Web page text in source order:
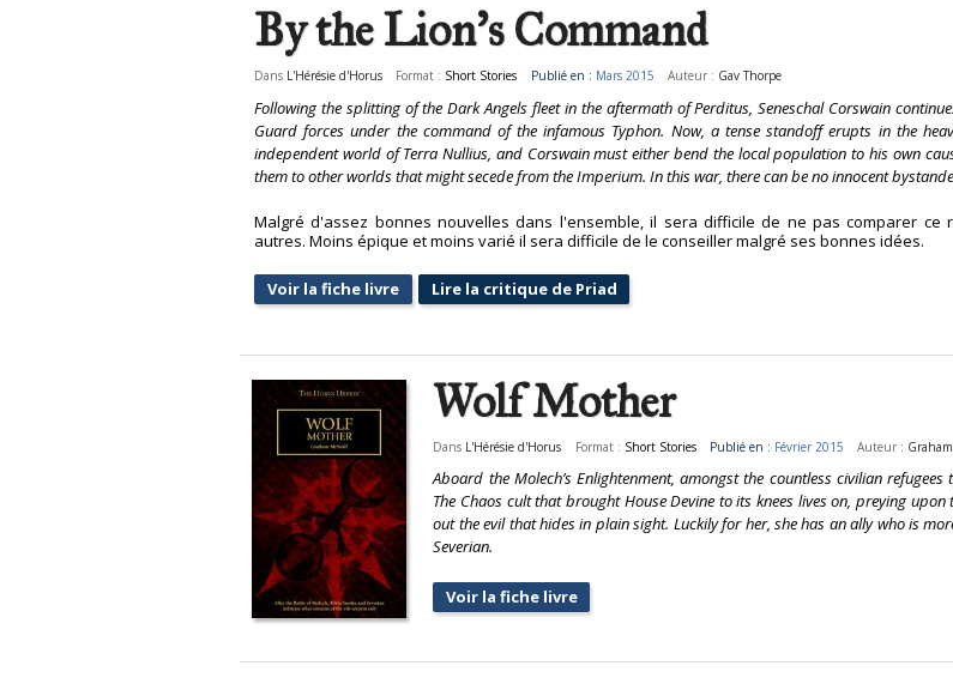
By the Lion's Command
Dans L'Hérésie d'Horus Format : Short Stories Publié en : Mars 2015 Auteur : Gav Thorpe
Following the splitting of the Dark Angels fleet in the aftermath of Perditus, Seneschal Corswain
Guard forces under the command of the infamous Typhon. Now, a tense standoff erupts in the
independent world of Terra Nullius, and Corswain must either bend the local population to his own
them to other worlds that might secede from the Imperium. In this war, there can be no innocent
Malgré d'assez bonnes nouvelles dans l'ensemble, il sera difficile de ne pas comparer ce
autres. Moins épique et moins varié il sera difficile de le conseiller malgré ses bonnes idées.
Voir la fiche livre Lire la critique de Priad
Wolf Mother
Dans L'Hérésie d'Horus Format : Short Stories Publié en : Février 2015 Auteur :
Aboard the Molech’s Enlightenment, amongst the countless civilian
The Chaos cult that brought House Devine to its knees lives on, preying
out the evil that hides in plain sight. Luckily for her, she has an ally who is
Severian.
Voir la fiche livre